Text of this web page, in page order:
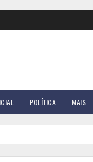
POLÍTICA MAIS